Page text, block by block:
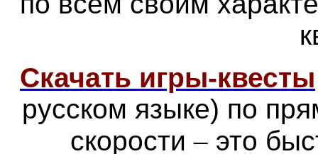
Скачать игры-квесты
русском языке) по
скорости– это